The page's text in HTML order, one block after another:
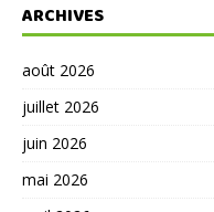
ARCHIVES
août 2026
juillet 2026
juin 2026
mai 2026